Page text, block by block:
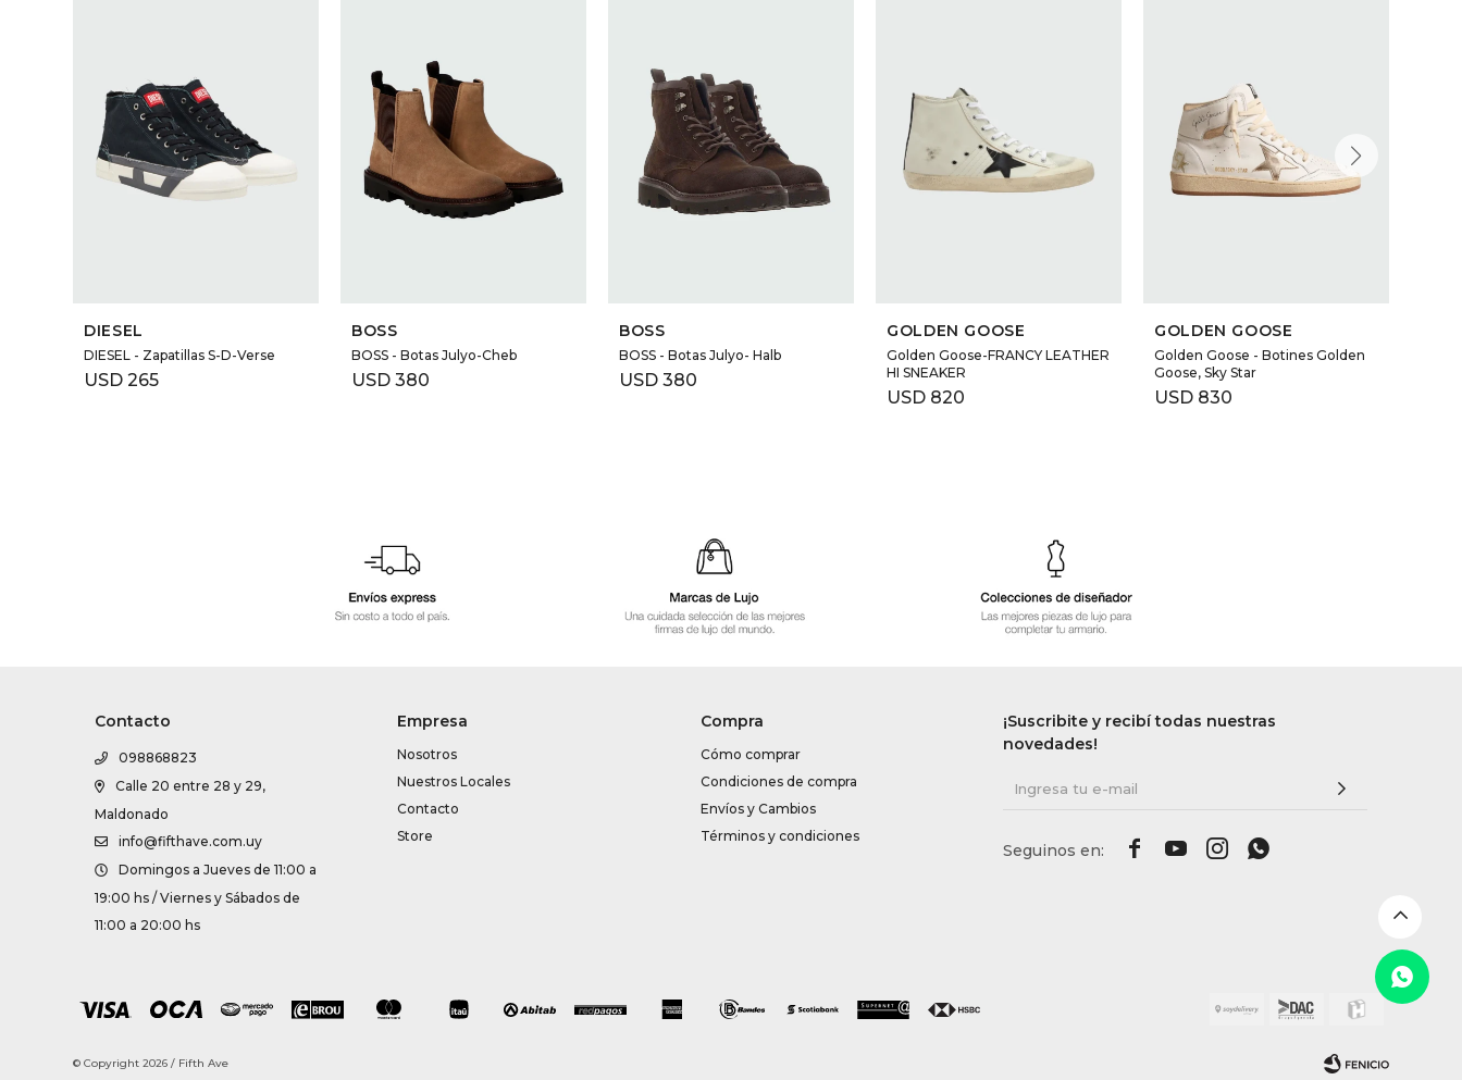
DIESEL
DIESEL - Zapatillas S-D-Verse
USD 265
BOSS
BOSS - Botas Julyo-Cheb
USD 380
BOSS
BOSS - Botas Julyo- Halb
USD 380
GOLDEN GOOSE
Golden Goose-FRANCY LEATHER
HI SNEAKER
USD 820
GOLDEN GOOSE
Golden Goose - Botines Golden
Goose, Sky Star
USD 830
Contacto
098868823
Calle 20 entre 28 y 29,
Maldonado
info@fifthave.com.uy
Domingos a Jueves de 11:00 a
19:00 hs / Viernes y Sábados de
11:00 a 20:00 hs
Empresa
Nosotros
Nuestros Locales
Contacto
Store
Compra
Cómo comprar
Condiciones de compra
Envíos y Cambios
Términos y condiciones
¡Suscribite y recibí todas nuestras
novedades!
   
© Copyright 2026 / Fifth Ave